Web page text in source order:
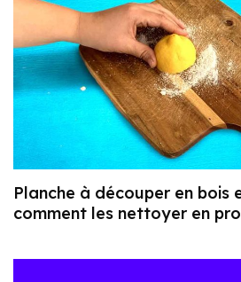
Planche à découper en bois
comment les nettoyer en